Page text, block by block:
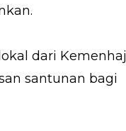
dari Kemenhaj
santunan bagi